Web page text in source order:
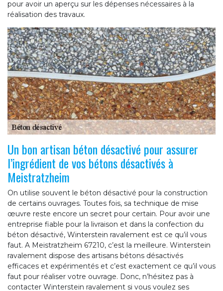
pour avoir un aperçu sur les dépenses nécessaires à la
réalisation des travaux.
Un bon artisan béton désactivé pour assurer
l’ingrédient de vos bétons désactivés à
Meistratzheim
On utilise souvent le béton désactivé pour la construction
de certains ouvrages. Toutes fois, sa technique de mise
œuvre reste encore un secret pour certain. Pour avoir une
entreprise fiable pour la livraison et dans la confection du
béton désactivé, Winterstein ravalement est ce qu’il vous
faut. A Meistratzheim 67210, c’est la meilleure. Winterstein
ravalement dispose des artisans bétons désactivés
efficaces et expérimentés et c’est exactement ce qu’il vous
faut pour réaliser votre ouvrage. Donc, n’hésitez pas à
contacter Winterstein ravalement si vous voulez ses